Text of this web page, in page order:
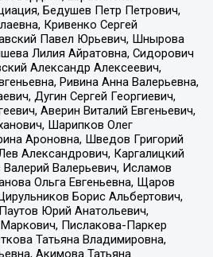
Бедушев Петр Петрович,
Кривенко Сергей
Павел Юрьевич, Шнырова
Лилия Айратовна, Сидорович
Александр Алексеевич,
Ривина Анна Валерьевна,
Дугин Сергей Георгиевич,
Аверин Виталий Евгеньевич,
Шарипков Олег
Ароновна, Шведов Григорий
Александрович, Каргалицкий
Валерьевич, Исламов
Ольга Евгеньевна, Щаров
Борис Альбертович,
Юрий Анатольевич,
Пислакова-Паркер
Татьяна Владимировна,
Акимова Татьяна